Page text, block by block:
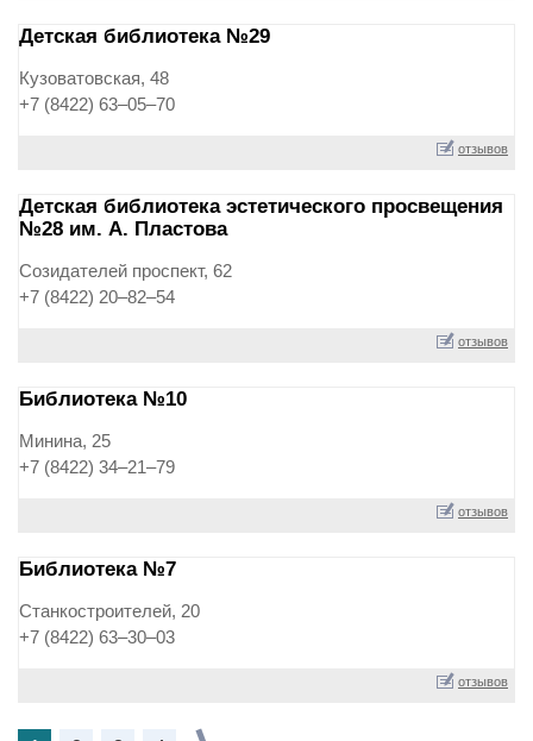
Детская библиотека №29
Кузоватовская, 48
+7 (8422) 63‒05‒70
отзывов
Детская библиотека эстетического просвещения
№28 им. А. Пластова
Созидателей проспект, 62
+7 (8422) 20‒82‒54
отзывов
Библиотека №10
Минина, 25
+7 (8422) 34‒21‒79
отзывов
Библиотека №7
Станкостроителей, 20
+7 (8422) 63‒30‒03
отзывов